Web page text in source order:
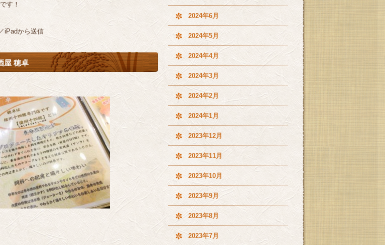
す！
iPadから送信
屋 穂卓
2024年6月
2024年5月
2024年4月
2024年3月
2024年2月
2024年1月
2023年12月
2023年11月
2023年10月
2023年9月
2023年8月
2023年7月